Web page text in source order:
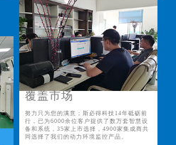
覆盖市场
努力只为您的满意；斯必得科技14年砥砺前
行，已为6000余位客户提供了数万套智慧设
备和系统，35家上市选择，4900家集成商共
同选择了我们的动力环境监控产品。